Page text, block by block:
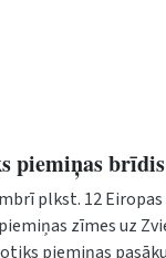
piemiņas brīdis
plkst. 12
zīmes uz
piemiņas